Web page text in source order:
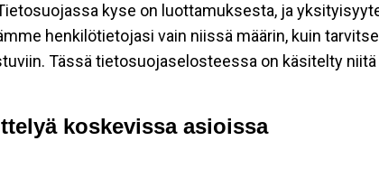
kyse on luottamuksesta, ja
henkilötietojasi vain niissä määrin, kuin
Tässä tietosuojaselosteessa on käsitelty
koskevissa asioissa